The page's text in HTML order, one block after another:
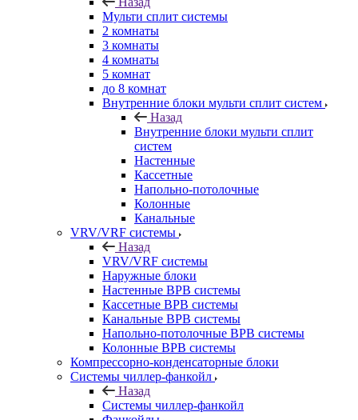
Мульти сплит системы
2 комнаты
3 комнаты
4 комнаты
5 комнат
до 8 комнат
Внутренние блоки мульти сплит систем
Назад
Внутренние блоки мульти сплит
систем
Настенные
Кассетные
Напольно-потолочные
Колонные
Канальные
VRV/VRF системы
Назад
VRV/VRF системы
Наружные блоки
Настенные ВРВ системы
Кассетные ВРВ системы
Канальные ВРВ системы
Напольно-потолочные ВРВ системы
Колонные ВРВ системы
Компрессорно-конденсаторные блоки
Системы чиллер-фанкойл
Назад
Системы чиллер-фанкойл